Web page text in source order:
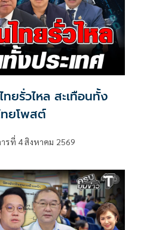
ยรั่วไหล สะเทือนทั้ง
ทยโพสต์
รที่ 4 สิงหาคม 2569